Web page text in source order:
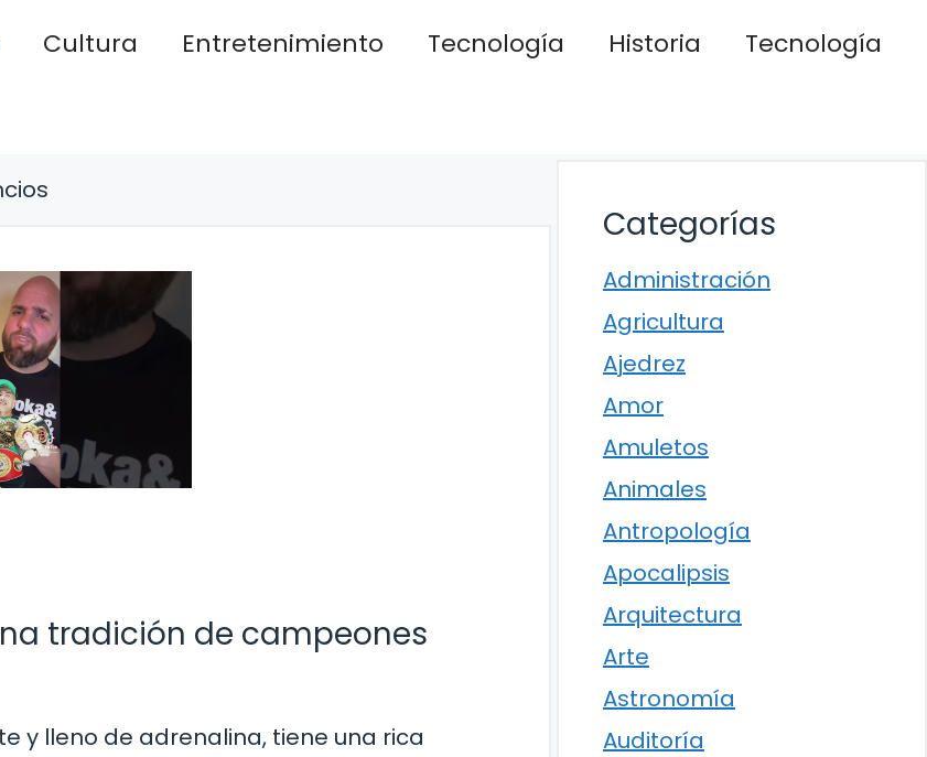
Cultura Entretenimiento Tecnología Historia
Tecnología
tradición de campeones
y lleno de adrenalina, tiene una rica
Categorías
Administración
Agricultura
Ajedrez
Amor
Amuletos
Animales
Antropología
Apocalipsis
Arquitectura
Arte
Astronomía
Auditoría